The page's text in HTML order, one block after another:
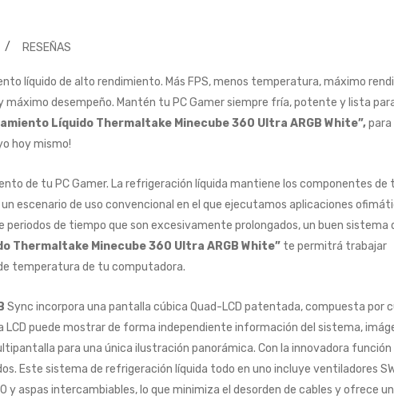
RESEÑAS
líquido de alto rendimiento. Más FPS, menos temperatura, máximo
desempeño. Mantén tu PC Gamer siempre fría, potente y lista
Líquido Thermaltake Minecube 360 Ultra ARGB White”,
hoy mismo!
de tu PC Gamer. La refrigeración líquida mantiene los componentes de
escenario de uso convencional en el que ejecutamos aplicaciones
de tiempo que son excesivamente prolongados, un buen sistema
Thermaltake Minecube 360 Ultra ARGB White” te permitrá trabajar
temperatura de tu computadora.
Sync incorpora una pantalla cúbica Quad-LCD patentada, compuesta por
LCD puede mostrar de forma independiente información del sistema,
para una única ilustración panorámica. Con la innovadora función
Este sistema de refrigeración líquida todo en uno incluye ventiladores
y aspas intercambiables, lo que minimiza el desorden de cables y ofrece